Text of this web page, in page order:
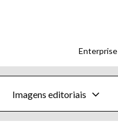
Enterprise
Imagens editoriais